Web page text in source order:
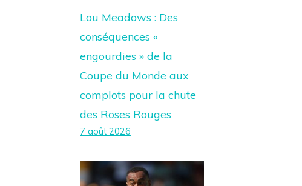
Lou Meadows : Des
conséquences «
engourdies » de la
Coupe du Monde aux
complots pour la chute
des Roses Rouges
7 août 2026